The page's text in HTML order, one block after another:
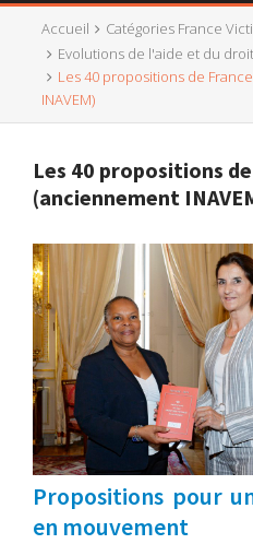
Accueil Catégories France
Evolutions de l'aide et du
Les 40 propositions de
INAVEM)
Les 40 propositions
(anciennement
Propositions pour
en mouvement